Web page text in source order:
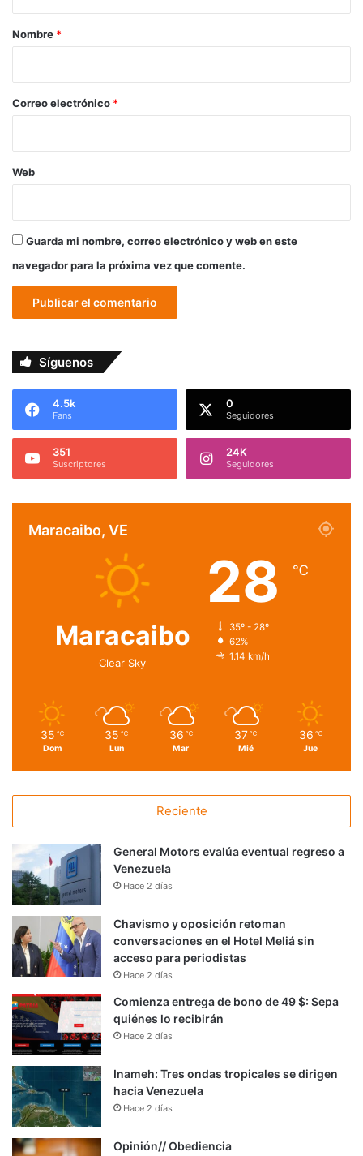
r
*
Nombre *
Correo electrónico *
Web
Guarda mi nombre, correo electrónico y web en este
navegador para la próxima vez que comente.
Síguenos
4.5k
Fans
0
Seguidores
351
Suscriptores
24K
Seguidores
Maracaibo, VE
Maracaibo
Clear Sky
28 ℃
35º - 28º
62%
1.14 km/h
35 ℃
Dom
35 ℃
Lun
36 ℃
Mar
37 ℃
Mié
36 ℃
Jue
Reciente
General Motors evalúa eventual regreso a
Venezuela
Hace 2 días
Chavismo y oposición retoman
conversaciones en el Hotel Meliá sin
acceso para periodistas
Hace 2 días
Comienza entrega de bono de 49 $: Sepa
quiénes lo recibirán
Hace 2 días
Inameh: Tres ondas tropicales se dirigen
hacia Venezuela
Hace 2 días
Opinión// Obediencia